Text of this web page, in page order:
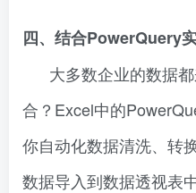
四、结合PowerQuery
大多数企业的数据
合？Excel中的
你自动化数据清洗、转
数据导入到数据透视表